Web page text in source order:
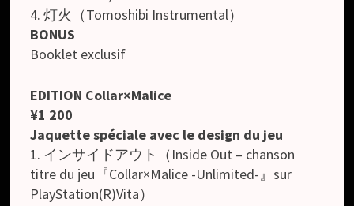
4. 灯火（Tomoshibi Instrumental）
BONUS
Booklet exclusif
EDITION Collar×Malice
¥1 200
Jaquette spéciale avec le design du jeu
1. インサイドアウト（Inside Out – chanson
titre du jeu『Collar×Malice -Unlimited-』sur
PlayStation(R)Vita）